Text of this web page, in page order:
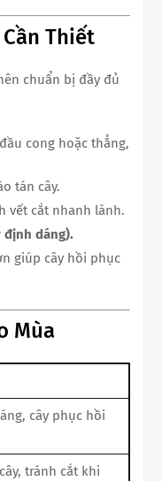
Thiết
chuẩn bị đầy đủ
đầu cong hoặc thẳng,
tán cây.
vết cắt nhanh lành.
định dáng).
giúp cây hồi phục
Mùa
cây phục hồi
tránh cắt khi